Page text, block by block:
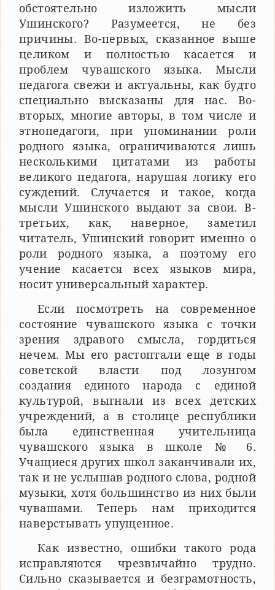
обстоятельно изложить мысли
Ушинского? Разумеется, не без
причины. Во-первых, сказанное выше
целиком и полностью касается и
проблем чуваш­ского языка. Мысли
педагога свежи и актуальны, как будто
специально высказаны для нас. Во-
вторых, многие авторы, в том числе и
этнопедагоги, при упоминании роли
родного языка, ограничиваются лишь
несколькими цитатами из работы
великого педагога, нарушая логику его
суждений. Случается и такое, когда
мысли Ушинского выдают за свои. В-
третьих, как, наверное, заметил
читатель, Ушинский говорит именно о
роли родного языка, а поэтому его
учение касается всех языков мира,
носит универсальный характер.
Если посмотреть на современное
состояние чувашского языка с точки
зрения здравого смысла, гордиться
нечем. Мы его растоптали еще в годы
советской власти под лозунгом
создания единого народа с единой
культурой, выгнали из всех детских
учреждений, а в столице республики
была единственная учительница
чувашского языка в школе № 6.
Учащиеся других школ заканчивали их,
так и не услышав родного слова, родной
музыки, хотя большинство из них были
чувашами. Теперь нам приходится
наверстывать упущенное.
Как известно, ошибки такого рода
исправляются чрезвычайно трудно.
Сильно сказывается и безграмотность,